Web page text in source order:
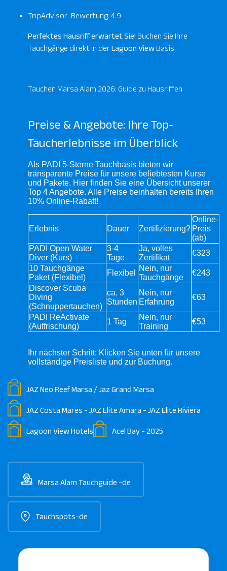
TripAdvisor-Bewertung: 4.9
Perfektes Hausriff erwartet Sie! Buchen Sie Ihre
Tauchgänge direkt in derLagoon View Basis.
Tauchen Marsa Alam 2026: Guide zu Hausriffen
Preise & Angebote: Ihre Top-
Taucherlebnisse im Überblick
Als PADI 5-Sterne Tauchbasis bieten wir
transparente Preise für unsere beliebtesten Kurse
und Pakete. Hier finden Sie eine Übersicht unserer
Top 4 Angebote. Alle Preise beinhalten bereits Ihren
10% Online-Rabatt!
Erlebnis Dauer Zertifizierung?
Online-
Preis
(ab)
PADI Open Water
Diver (Kurs)
3-4
Tage
Ja, volles
Zertifikat
€323
10 Tauchgänge
Paket(Flexibel)
Flexibel
Nein, nur
Tauchgänge
€243
Discover Scuba
Diving
(Schnuppertauchen)
ca. 3
Stunden
Nein, nur
Erfahrung
€63
PADI ReActivate
(Auffrischung)
1 Tag
Nein, nur
Training
€53
Ihr nächster Schritt: Klicken Sie unten für unsere
vollständige Preisliste und zur Buchung.
JAZ Neo Reef Marsa / Jaz Grand Marsa
JAZ Costa Mares - JAZ Elite Amara - JAZ Elite Riviera
Lagoon View Hotels Acel Bay - 2025
Marsa Alam Tauchguide -de
Tauchspots-de